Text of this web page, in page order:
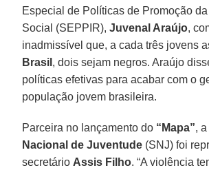
Especial de Políticas de Promoção
Social (SEPPIR),Juvenal Araújo,
inadmissível que, a cada três jovens
Brasil , dois sejam negros. Araújo
políticas efetivas para acabar com o
população jovem brasileira.
Parceira no lançamento do “Mapa”,
Nacional de Juventude (SNJ) foi
secretário Assis Filho. “A violência